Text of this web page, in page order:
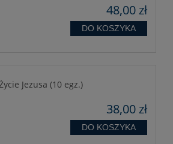
48,00 zł
DO KOSZYKA
Jezusa (10 egz.)
38,00 zł
DO KOSZYKA